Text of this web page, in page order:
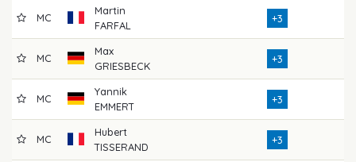
MC
Martin
FARFAL
+3
MC
Max
GRIESBECK
+3
MC
Yannik
EMMERT
+3
MC
Hubert
TISSERAND
+3